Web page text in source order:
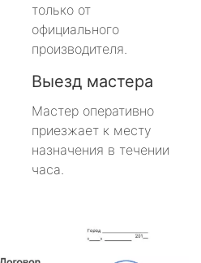
только от
официального
производителя.
Выезд мастера
Мастер оперативно
приезжает к месту
назначения в течении
часа.